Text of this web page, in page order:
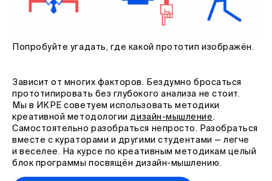
Попробуйте угадать, где какой прототип изображён.
Зависит от многих факторов. Бездумно бросаться
прототипировать без глубокого анализа не стоит.
Мы в ИКРЕ советуем использовать методики
креативной методологиидизайн-мышление.
Самостоятельно разобраться непросто. Разобраться
вместе с кураторами и другими студентами — легче
и веселее. На курсе по креативным методикам целый
блок программы посвящён дизайн-мышлению.